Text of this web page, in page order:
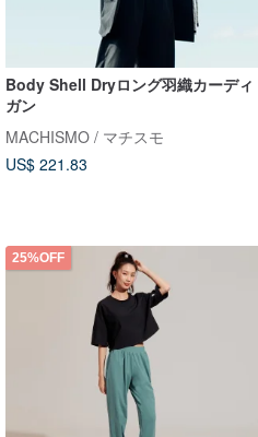
Body Shell Dryロング羽織カーディ
ガン
MACHISMO / マチスモ
US$ 221.83
25%OFF